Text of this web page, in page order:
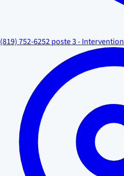
(819) 752-6252 poste 3 - Intervention